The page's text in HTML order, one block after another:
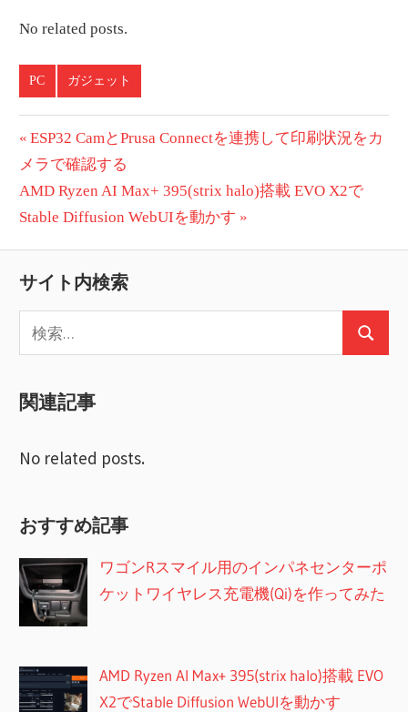
No related posts.
PC ガジェット
投
稿
ナ
ビ
ゲ
ー
シ
ョ
前
の
投
稿:
ESP32 CamとPrusa Connectを連携して印刷状況をカ
メラで確認する
次
の
AMD Ryzen AI Max+ 395(strix halo)搭載 EVO X2で
Stable Diffusion WebUIを動かす
サイト内検索
索:
検
関連記事
No related posts.
おすすめ記事
ワゴンRスマイル用のインパネセンターポ
ケットワイヤレス充電機(Qi)を作ってみた
AMD Ryzen AI Max+ 395(strix halo)搭載 EVO
X2でStable Diffusion WebUIを動かす